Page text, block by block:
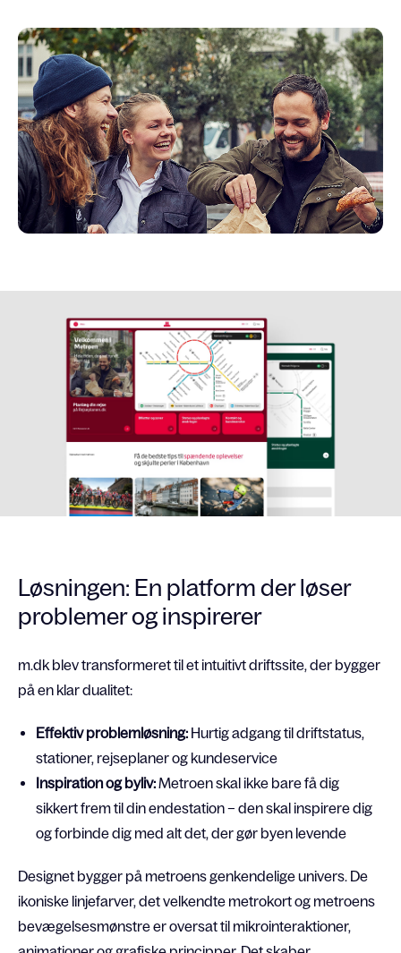
Løsningen: En platform der løser
problemer og inspirerer
m.dk blev transformeret til et intuitivt driftssite, der bygger
på en klar dualitet:
Effektiv problemløsning: Hurtig adgang til driftstatus,
stationer, rejseplaner og kundeservice
Inspiration og byliv:Metroen skal ikke bare få dig
sikkert frem til din endestation – den skal inspirere dig
og forbinde dig med alt det, der gør byen levende
Designet bygger på metroens genkendelige univers. De
ikoniske linjefarver, det velkendte metrokort og metroens
bevægelsesmønstre er oversat til mikrointeraktioner,